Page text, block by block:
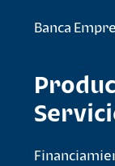
Banca